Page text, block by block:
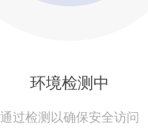
环境检测中
通过检测以确保安全访问